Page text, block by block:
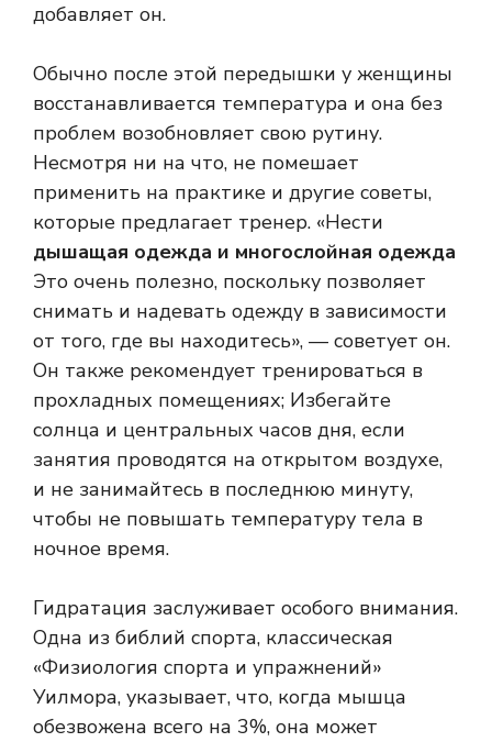
добавляет он.
Обычно после этой передышки у женщины
восстанавливается температура и она без
проблем возобновляет свою рутину.
Несмотря ни на что, не помешает
применить на практике и другие советы,
которые предлагает тренер. «Нести
дышащая одежда и многослойная одежда
Это очень полезно, поскольку позволяет
снимать и надевать одежду в зависимости
от того, где вы находитесь», — советует он.
Он также рекомендует тренироваться в
прохладных помещениях; Избегайте
солнца и центральных часов дня, если
занятия проводятся на открытом воздухе,
и не занимайтесь в последнюю минуту,
чтобы не повышать температуру тела в
ночное время.
Гидратация заслуживает особого внимания.
Одна из библий спорта, классическая
«Физиология спорта и упражнений»
Уилмора, указывает, что, когда мышца
обезвожена всего на 3%, она может